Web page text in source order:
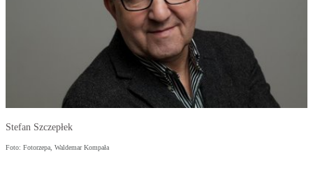
Stefan Szczepłek
Foto: Fotorzepa, Waldemar Kompała